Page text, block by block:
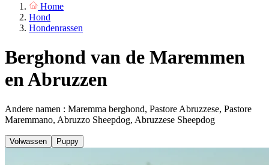
Home
Hond
Hondenrassen
Berghond van de Maremmen
en Abruzzen
Andere namen : Maremma berghond, Pastore Abruzzese, Pastore
Maremmano, Abruzzo Sheepdog, Abruzzese Sheepdog
Volwassen Puppy